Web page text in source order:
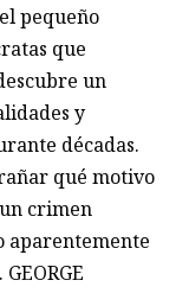
pequeño
que
un
y
décadas.
qué motivo
crimen
aparentemente